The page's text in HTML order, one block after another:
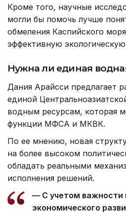
Кроме того, научные
могли бы помочь лучше
обмеления Каспийского
эффективную
Нужна ли единая
Дания Арайсси предлагает
единой
водным ресурсам, которая
функции МФСА и МКВК.
По ее мнению, новая
на более высоком
обладать реальными
исполнения решений.
— С учетом важности
экономического